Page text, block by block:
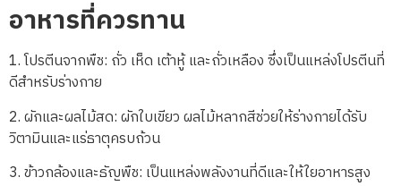
อาหารที่ควรทาน
1. โปรตีนจากพืช: ถั่ว เห็ด เต้าหู้ และถั่วเหลือง ซึ่งเป็นแหล่งโปรตีนที่
ดีสำหรับร่างกาย
2. ผักและผลไม้สด: ผักใบเขียว ผลไม้หลากสีช่วยให้ร่างกายได้รับ
วิตามินและแร่ธาตุครบถ้วน
3. ข้าวกล้องและธัญพืช: เป็นแหล่งพลังงานที่ดีและให้ใยอาหารสูง